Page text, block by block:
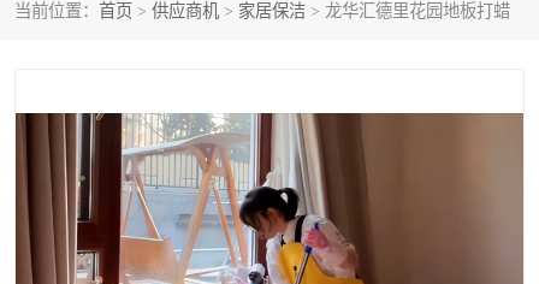
当前位置： 首页 > 供应商机 > 家居保洁 > 龙华汇德里花园地板打蜡